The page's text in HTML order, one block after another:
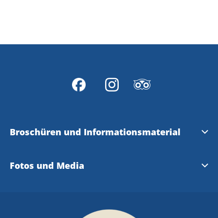
Broschüren und Informationsmaterial
City guide
Fotos und Media